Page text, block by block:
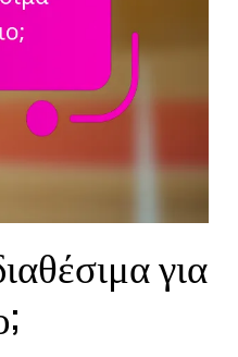
για